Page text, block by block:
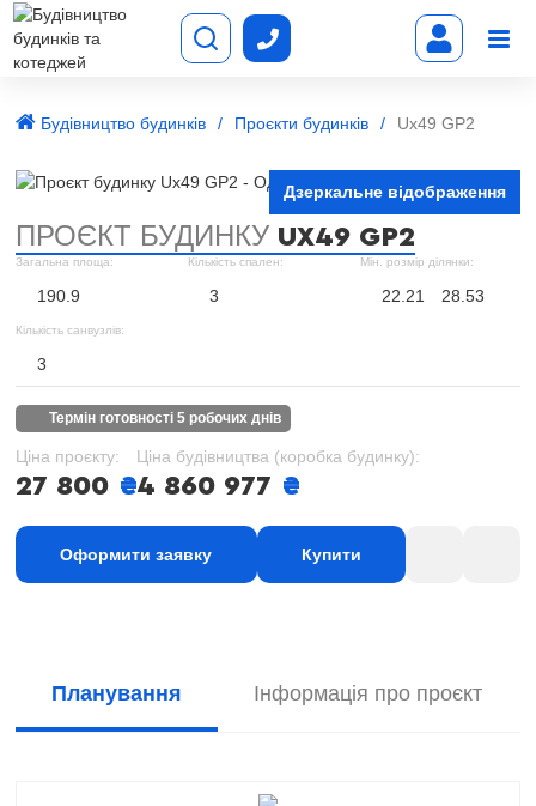
Будівництво будинків Проєкти будинків Ux49 GP2
Дзеркальне відображення
ПРОЄКТ БУДИНКУ UX49 GP2
Загальна площа:
190.9
Кількість спален:
3
Мін. розмір ділянки:
22.21 28.53
Кількість санвузлів:
3
термін готовності 5 робочих днів
Ціна проєкту:
27 800 ₴
Ціна будівництва (коробка будинку):
4 860 977 ₴
Оформити заявку Купити
Планування Інформація про проєкт